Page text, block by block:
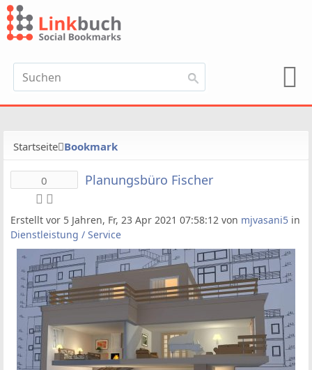
Startseite Bookmark
0 Planungsbüro Fischer
Erstellt vor 5 Jahren, Fr, 23 Apr 2021 07:58:12 von mjvasani5 in
Dienstleistung / Service